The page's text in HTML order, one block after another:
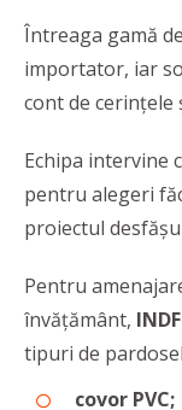
Întreaga gamă
importator, iar
cont de cerințele
Echipa intervine
pentru alegeri
proiectul
Pentru
învățământ,
tipuri de
covor PVC;